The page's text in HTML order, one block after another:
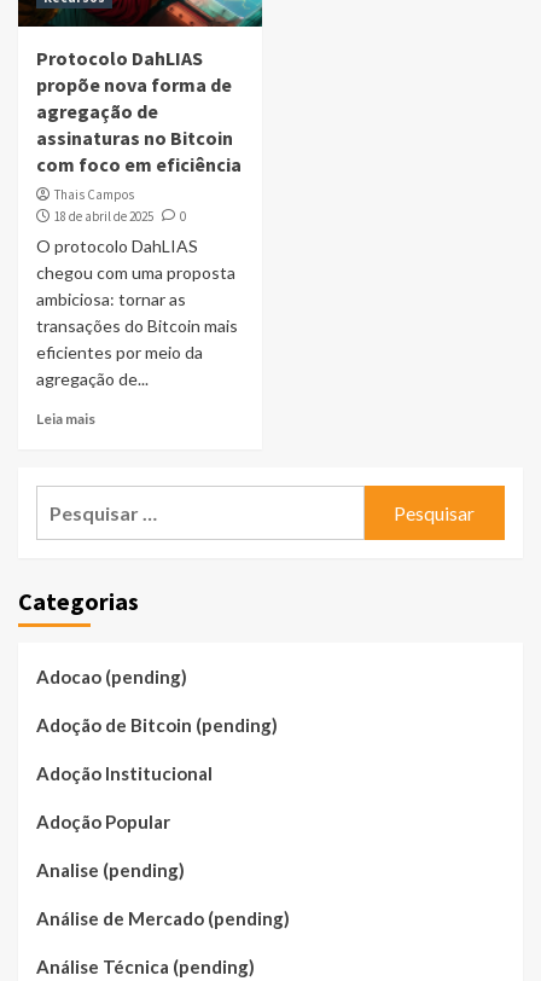
Protocolo DahLIAS
propõe nova forma de
agregação de
assinaturas no Bitcoin
com foco em eficiência
Thais Campos
18 de abril de 2025
0
O protocolo DahLIAS
chegou com uma proposta
ambiciosa: tornar as
transações do Bitcoin mais
eficientes por meio da
agregação de...
Leia mais
Categorias
Adocao (pending)
Adoção de Bitcoin (pending)
Adoção Institucional
Adoção Popular
Analise (pending)
Análise de Mercado (pending)
Análise Técnica (pending)